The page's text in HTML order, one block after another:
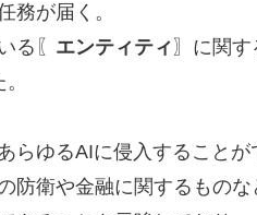
務が届く。
る〖 エンティティ 〗に関す
らゆるAIに侵入することが
防衛や金融に関するものな